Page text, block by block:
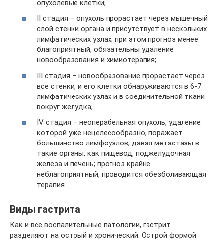
опухолевые клетки;
II стадия – опухоль прорастает через мышечный
слой стенки органа и присутствует в нескольких
лимфатических узлах; при этом прогноз менее
благоприятный, обязательны удаление
новообразования и химиотерапия;
III стадия – новообразование прорастает через
все стенки, и его клетки обнаруживаются в 6-7
лимфатических узлах и в соединительной ткани
вокруг желудка;
IV стадия – неоперабельная опухоль, удаление
которой уже нецелесообразно, поражает
большинство лимфоузлов, давая метастазы в
такие органы, как пищевод, поджелудочная
железа и печень; прогноз крайне
неблагоприятный, проводится обезболивающая
терапия.
Виды гастрита
Как и все воспалительные патологии, гастрит
разделяют на острый и хронический. Острой формой